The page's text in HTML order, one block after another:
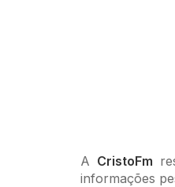
A CristoFm
informações